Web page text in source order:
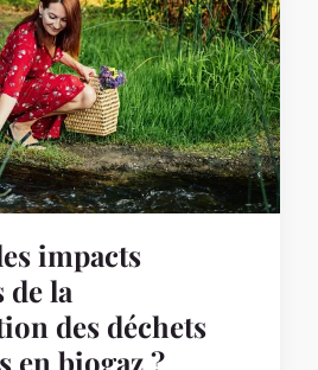
impacts
de la
des déchets
en biogaz ?